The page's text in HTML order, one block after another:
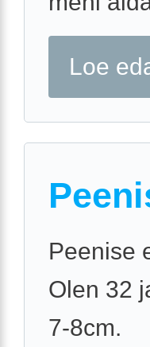
Loe
Peenise
Olen 32
7-8cm.